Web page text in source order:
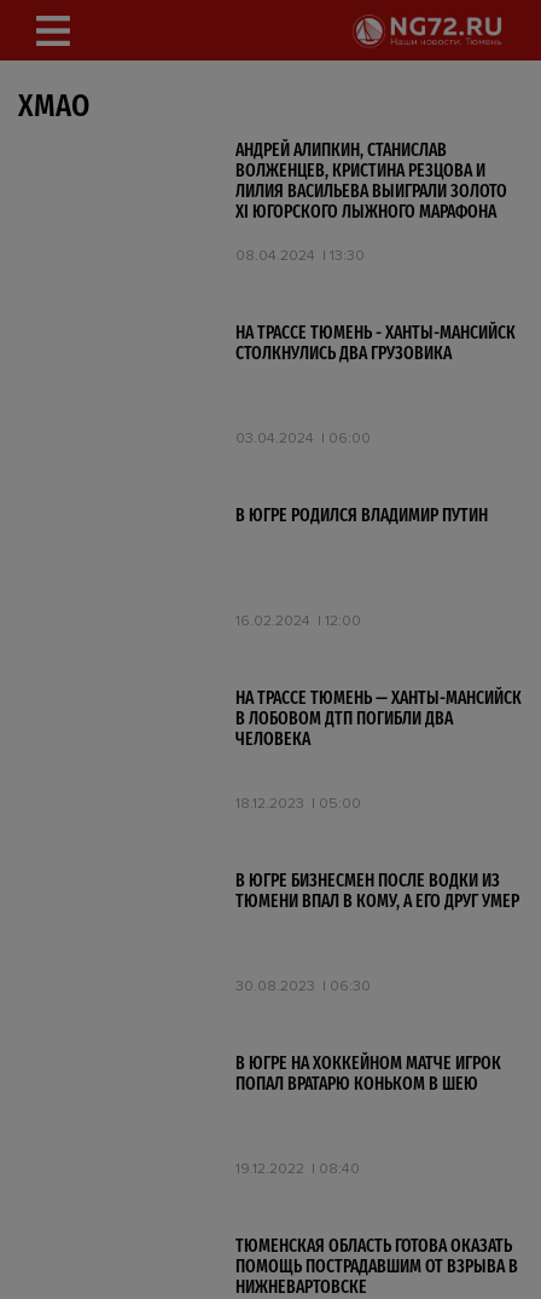
ХМАО
АНДРЕЙ АЛИПКИН, СТАНИСЛАВ
ВОЛЖЕНЦЕВ, КРИСТИНА РЕЗЦОВА И
ЛИЛИЯ ВАСИЛЬЕВА ВЫИГРАЛИ ЗОЛОТО
XI ЮГОРСКОГО ЛЫЖНОГО МАРАФОНА
08.04.2024 13:30
НА ТРАССЕ ТЮМЕНЬ - ХАНТЫ-МАНСИЙСК
СТОЛКНУЛИСЬ ДВА ГРУЗОВИКА
03.04.2024 06:00
В ЮГРЕ РОДИЛСЯ ВЛАДИМИР ПУТИН
16.02.2024 12:00
НА ТРАССЕ ТЮМЕНЬ — ХАНТЫ-МАНСИЙСК
В ЛОБОВОМ ДТП ПОГИБЛИ ДВА
ЧЕЛОВЕКА
18.12.2023 05:00
В ЮГРЕ БИЗНЕСМЕН ПОСЛЕ ВОДКИ ИЗ
ТЮМЕНИ ВПАЛ В КОМУ, А ЕГО ДРУГ УМЕР
30.08.2023 06:30
В ЮГРЕ НА ХОККЕЙНОМ МАТЧЕ ИГРОК
ПОПАЛ ВРАТАРЮ КОНЬКОМ В ШЕЮ
19.12.2022 08:40
ТЮМЕНСКАЯ ОБЛАСТЬ ГОТОВА ОКАЗАТЬ
ПОМОЩЬ ПОСТРАДАВШИМ ОТ ВЗРЫВА В
НИЖНЕВАРТОВСКЕ